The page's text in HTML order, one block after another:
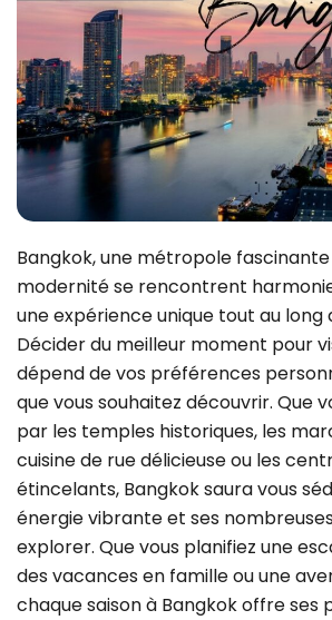
Bangkok, une métropole
modernité se rencontrent
une expérience unique tout au long
Décider du meilleur moment pour
dépend de vos préférences
que vous souhaitez découvrir. Que
par les temples historiques, les
cuisine de rue délicieuse ou les
étincelants, Bangkok saura vous
énergie vibrante et ses
explorer. Que vous planifiez une
des vacances en famille ou une
chaque saison à Bangkok offre ses